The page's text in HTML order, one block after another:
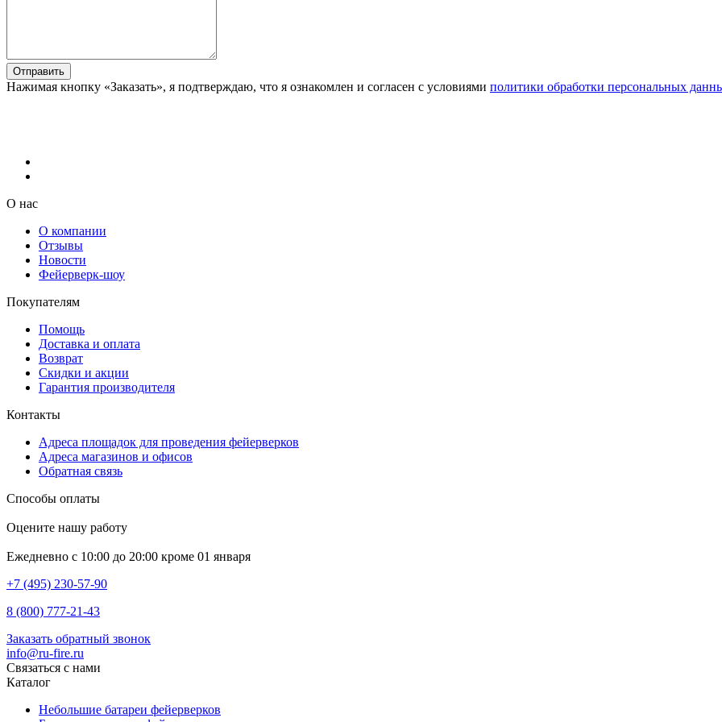
Отправить
Нажимая кнопку «Заказать», я подтверждаю, что я ознакомлен и согласен с условиями политики обработки персональных
О нас
О компании
Отзывы
Новости
Фейерверк-шоу
Покупателям
Помощь
Доставка и оплата
Возврат
Скидки и акции
Гарантия производителя
Контакты
Адреса площадок для проведения фейерверков
Адреса магазинов и офисов
Обратная связь
Способы оплаты
Оцените нашу работу
Ежедневно с 10:00 до 20:00 кроме 01 января
+7 (495) 230-57-90
8 (800) 777-21-43
Заказать обратный звонок
info@ru-fire.ru
Связаться с нами
Каталог
Небольшие батареи фейерверков